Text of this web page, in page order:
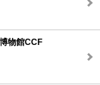
物館CCF